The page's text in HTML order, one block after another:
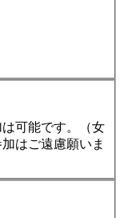
可能です。（女
はご遠慮願いま